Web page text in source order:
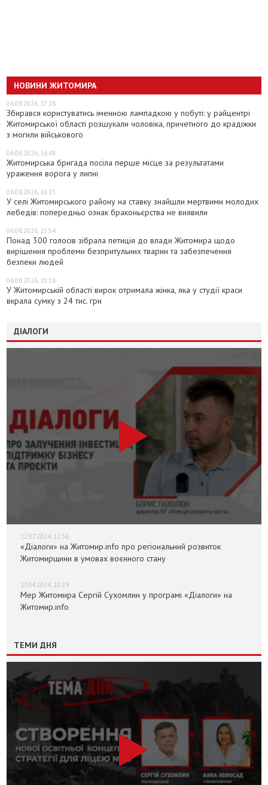
НОВИНИ ЖИТОМИРА
06.08.2026, 17:28
Збирався користуватись іменною лампадкою у побуті: у райцентрі
Житомирської області розшукали чоловіка, причетного до крадіжки
з могили військового
06.08.2026, 16:48
Житомирська бригада посіла перше місце за результатами
ураження ворога у липні
06.08.2026, 16:15
У селі Житомирського району на ставку знайшли мертвими молодих
лебедів: попередньо ознак браконьєрства не виявили
06.08.2026, 15:54
Понад 300 голосів зібрала петиція до влади Житомира щодо
вирішення проблеми безпритульних тварин та забезпечення
безпеки людей
06.08.2026, 15:18
У Житомирській області вирок отримала жінка, яка у студії краси
вкрала сумку з 24 тис. грн
ДІАЛОГИ
12.07.2024, 12:36
«Діалоги» на Житомир.info про регіональний розвиток
Житомирщини в умовах воєнного стану
17.04.2024, 10:29
Мер Житомира Сергій Сухомлин у програмі «Діалоги» на
Житомир.info
ТЕМИ ДНЯ